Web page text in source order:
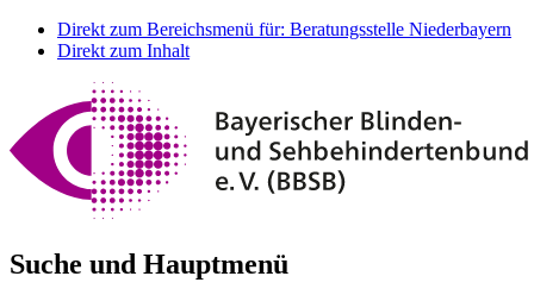
Direkt zum Bereichsmenü für: Beratungsstelle Niederbayern
Direkt zum Inhalt
Suche und Hauptmenü